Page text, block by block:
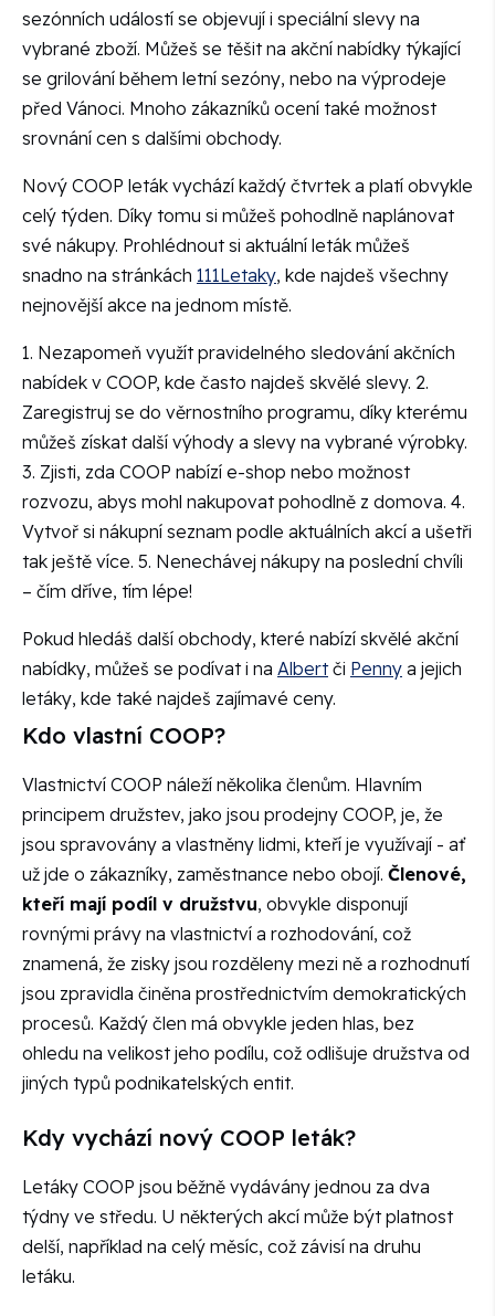
sezónních událostí se objevují i speciální slevy na
vybrané zboží. Můžeš se těšit na akční nabídky týkající
se grilování během letní sezóny, nebo na výprodeje
před Vánoci. Mnoho zákazníků ocení také možnost
srovnání cen s dalšími obchody.
Nový COOP leták vychází každý čtvrtek a platí obvykle
celý týden. Díky tomu si můžeš pohodlně naplánovat
své nákupy. Prohlédnout si aktuální leták můžeš
snadno na stránkách 111Letaky, kde najdeš všechny
nejnovější akce na jednom místě.
1. Nezapomeň využít pravidelného sledování akčních
nabídek v COOP, kde často najdeš skvělé slevy. 2.
Zaregistruj se do věrnostního programu, díky kterému
můžeš získat další výhody a slevy na vybrané výrobky.
3. Zjisti, zda COOP nabízí e-shop nebo možnost
rozvozu, abys mohl nakupovat pohodlně z domova. 4.
Vytvoř si nákupní seznam podle aktuálních akcí a ušetři
tak ještě více. 5. Nenechávej nákupy na poslední chvíli
– čím dříve, tím lépe!
Pokud hledáš další obchody, které nabízí skvělé akční
nabídky, můžeš se podívat i na Albertči Penny a jejich
letáky, kde také najdeš zajímavé ceny.
Kdo vlastní COOP?
Vlastnictví COOP náleží několika členům. Hlavním
principem družstev, jako jsou prodejny COOP, je, že
jsou spravovány a vlastněny lidmi, kteří je využívají - ať
už jde o zákazníky, zaměstnance nebo obojí. Členové,
kteří mají podíl v družstvu, obvykle disponují
rovnými právy na vlastnictví a rozhodování, což
znamená, že zisky jsou rozděleny mezi ně a rozhodnutí
jsou zpravidla činěna prostřednictvím demokratických
procesů. Každý člen má obvykle jeden hlas, bez
ohledu na velikost jeho podílu, což odlišuje družstva od
jiných typů podnikatelských entit.
Kdy vychází nový COOP leták?
Letáky COOP jsou běžně vydávány jednou za dva
týdny ve středu. U některých akcí může být platnost
delší, například na celý měsíc, což závisí na druhu
letáku.